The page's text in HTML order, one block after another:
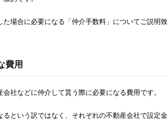
場合に必要になる「仲介手数料」についてご説明致
費用
社などに仲介して貰う際に必要になる費用です。
という訳ではなく、それぞれの不動産会社で設定金